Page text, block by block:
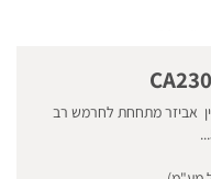
אביזר מתחחת לחרמש רב